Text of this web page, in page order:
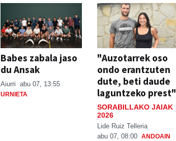
Babes zabala jaso
du Ansak
Aiurri abu 07, 13:55
URNIETA
"Auzotarrek oso
ondo erantzuten
dute, beti daude
laguntzeko prest"
SORABILLAKO JAIAK
2026
Lide Ruiz Telleria
abu 07, 08:00 ANDOAIN